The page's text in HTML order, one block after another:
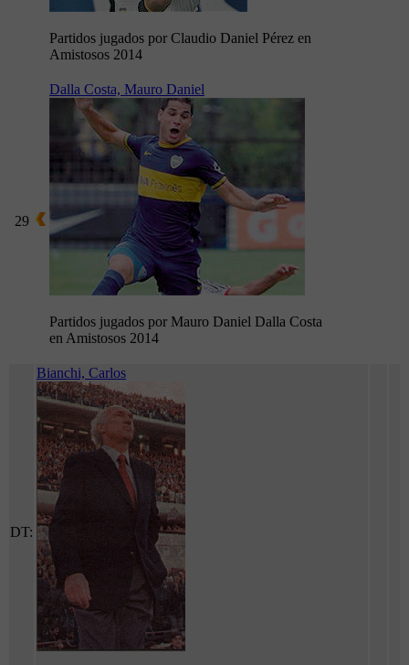
Partidos jugados por Claudio Daniel Pérez en
Amistosos 2014
29
Dalla Costa, Mauro Daniel
Partidos jugados por Mauro Daniel Dalla Costa
en Amistosos 2014
DT:
Bianchi, Carlos